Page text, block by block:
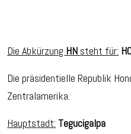
Die Abkürzung HN steht für:
Die präsidentielle Republik
Zentralamerika.
Hauptstadt: Tegucigalpa